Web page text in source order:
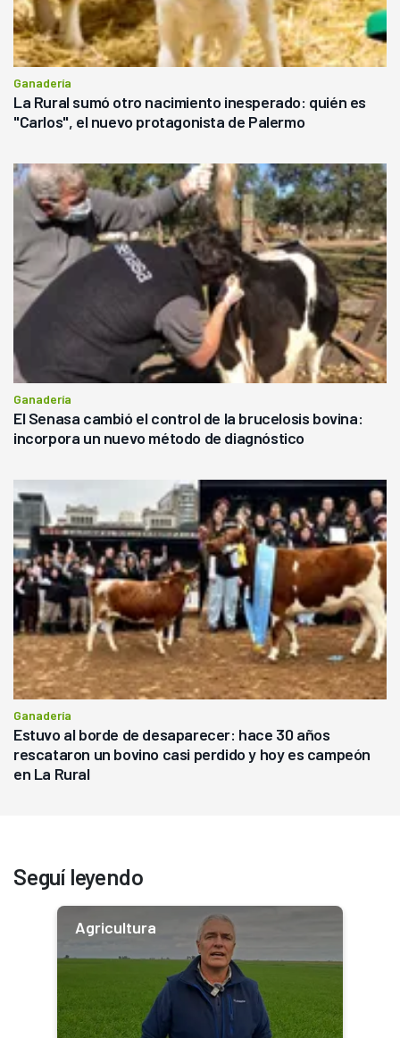
Ganadería
La Rural sumó otro nacimiento inesperado: quién es
"Carlos", el nuevo protagonista de Palermo
Ganadería
El Senasa cambió el control de la brucelosis bovina:
incorpora un nuevo método de diagnóstico
Ganadería
Estuvo al borde de desaparecer: hace 30 años
rescataron un bovino casi perdido y hoy es campeón
en La Rural
Seguí leyendo
Agricultura